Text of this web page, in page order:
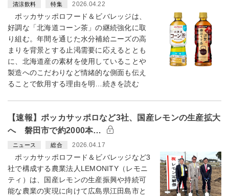
清涼飲料 特集 2026.04.22
ポッカサッポロフード＆ビバレッジは、
好調な「北海道コーン茶」の継続強化に取
り組む。年間を通じた水分補給ニーズの高
まりを背景とする止渇需要に応えるととも
に、北海道産の素材を使用していることや
製造へのこだわりなど情緒的な側面も伝え
ることで飲用する理由を明…続きを読む
【速報】ポッカサッポロなど3社、国産レモンの生産拡大
へ 磐田市で約2000本…
ニュース 総合 2026.04.17
ポッカサッポロフード＆ビバレッジなど3
社で構成する農業法人LEMONITY（レモニ
ティ）は、国産レモンの生産振興や持続可
能な農業の実現に向けて広島県江田島市と